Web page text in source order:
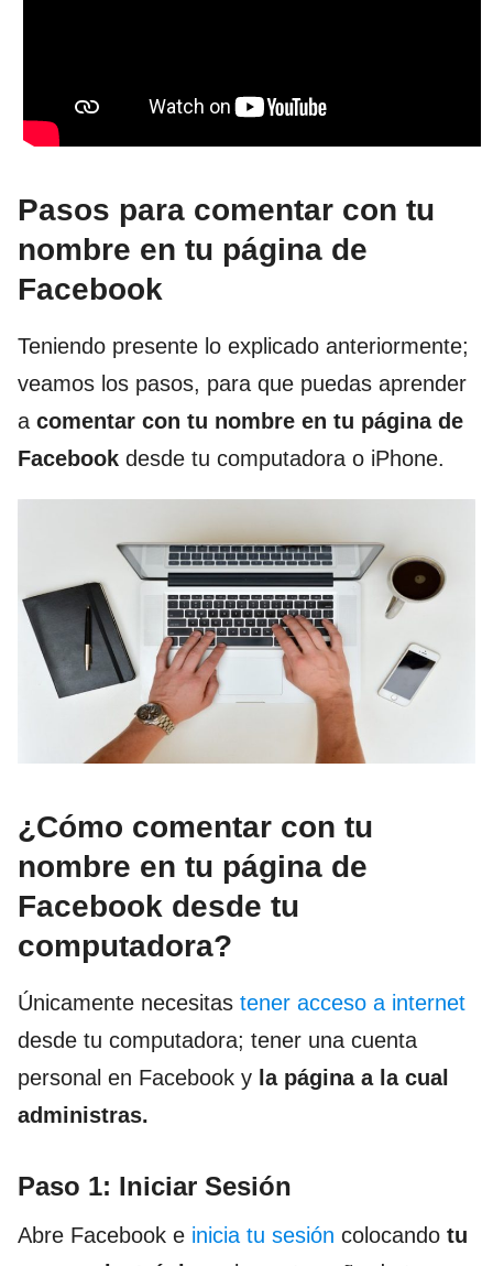
Pasos para comentar con tu
nombre en tu página de
Facebook
Teniendo presente lo explicado anteriormente;
veamos los pasos, para que puedas aprender
a comentar con tu nombre en tu página de
Facebook desde tu computadora o iPhone.
¿Cómo comentar con tu
nombre en tu página de
Facebook desde tu
computadora?
Únicamente necesitas tener acceso a internet
desde tu computadora; tener una cuenta
personal en Facebook y la página a la cual
administras.
Paso 1: Iniciar Sesión
Abre Facebook e inicia tu sesión colocando tu